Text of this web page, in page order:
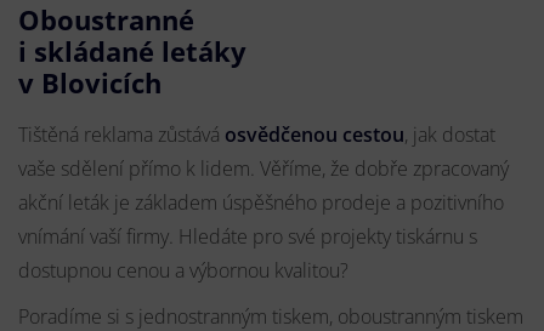
Oboustranné
i skládané letáky
v Blovicích
Tištěná reklama zůstává osvědčenou cestou, jak dostat
vaše sdělení přímo k lidem. Věříme, že dobře zpracovaný
akční leták je základem úspěšného prodeje a pozitivního
vnímání vaší firmy. Hledáte pro své projekty tiskárnu s
dostupnou cenou a výbornou kvalitou?
Poradíme si s jednostranným tiskem, oboustranným tiskem